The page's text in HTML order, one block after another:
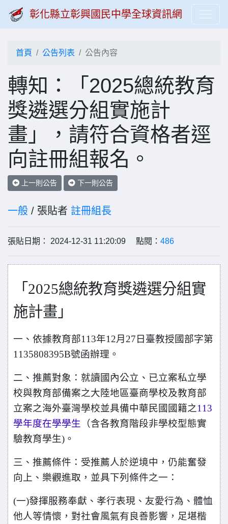
彰化縣立彰興國民中學全球資訊網
首頁 公告列表 公告內容
轉知：「2025總統教育
獎遴選分組實施計
畫」，請符合資格者逕
向註冊組報名。
上一則公告 下一則公告
一般 / 張貼者 註冊組長
張貼日期： 2024-12-31 11:20:09 點閱： 486
「2025總統教育獎遴選分組實
施計畫」
一、依據教育部113年12月27日臺教授國部字第
1135808395B號函辦理。
二、推薦對象：就讀國內公立、已立案私立學
校與教育部備案之大陸地區臺商學校及教育部
立案之海外臺灣學校並具備中華民國國籍之113
學年度在學學生 （含各教育階段非學校型態實
驗教育學生)。
三、推薦條件：受推薦人於逆境中，仍能奮發
向上、樂觀進取，並具下列條件之一：
(一)發揮服務奉獻、孝行表現、友愛行為、體恤
他人等情懷，對社會風氣有良善影響，足堪楷